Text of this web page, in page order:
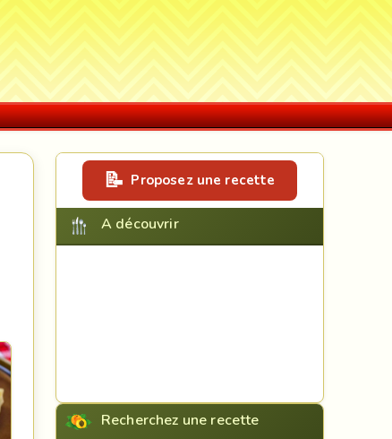
Proposez une recette
A découvrir
Recherchez une recette